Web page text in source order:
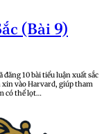
(Bài 9)
10 bài tiểu luận xuất sắc
xin vào Harvard, giúp tham
có thể lọt…